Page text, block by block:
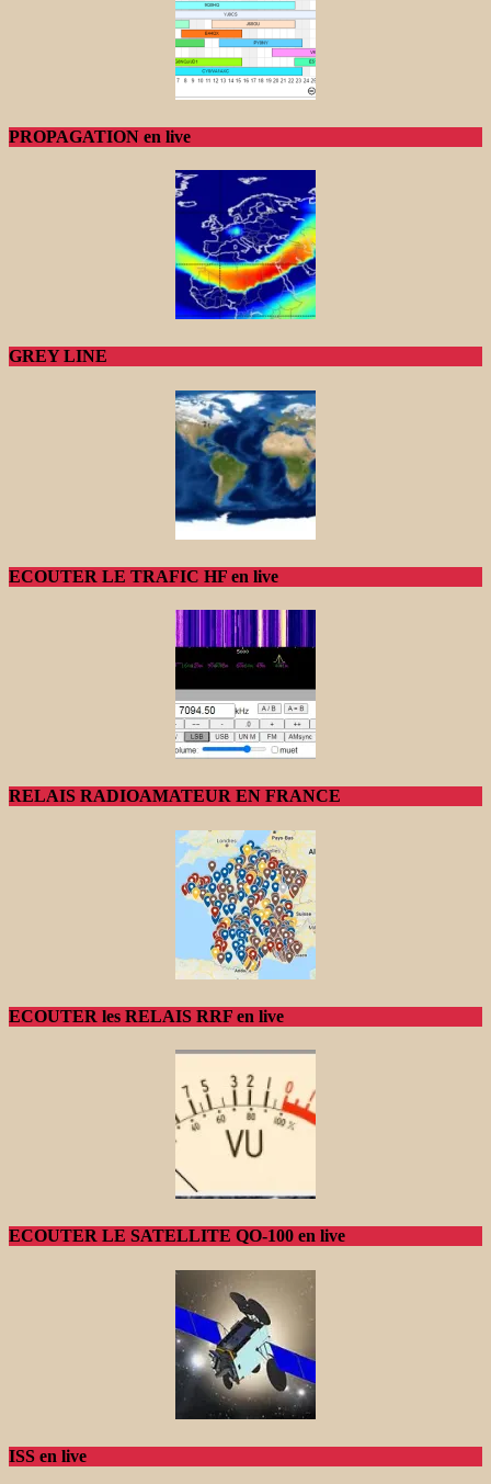
PROPAGATION en live
GREY LINE
ECOUTER LE TRAFIC HF en live
RELAIS RADIOAMATEUR EN FRANCE
ECOUTER les RELAIS RRF en live
ECOUTER LE SATELLITE QO-100 en live
ISS en live